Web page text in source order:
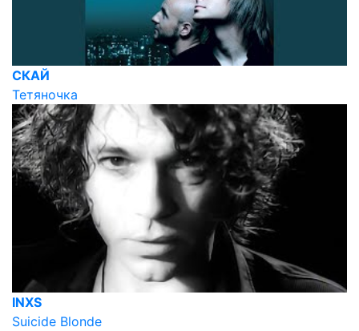
СКАЙ
Тетяночка
INXS
Suicide Blonde